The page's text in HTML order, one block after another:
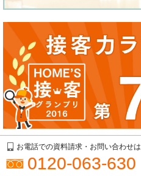
お電話での資料請求・お問い合わせは
0120-063-630